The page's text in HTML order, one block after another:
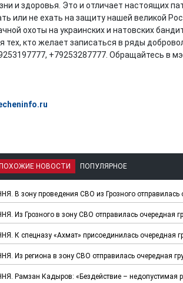
и здоровья. Это и отличает настоящих
или не ехать на защиту нашей великой
охоты на украинских и натовских
тех, кто желает записаться в ряды
+79253287777. Обращайтесь в
ПОХОЖИЕ НОВОСТИ ПОПУЛЯРНОЕ
В зону проведения СВО из Грозного отправилась
Из Грозного в зону СВО отправилась очередная
К спецназу «Ахмат» присоединилась очередная
Из региона в зону СВО отправилась очередная
Рамзан Кадыров: «Бездействие – недопустимая
Х. Гапураев. Капкан
для Зелимхана (Отр.
из романа «1овда»)
ЧЕЧНЯ. А.